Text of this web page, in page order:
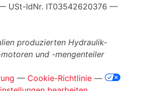
USt-IdNr. IT03542620376 —
produzierten Hydraulik-
und -mengenteiler
— Cookie-Richtlinie —